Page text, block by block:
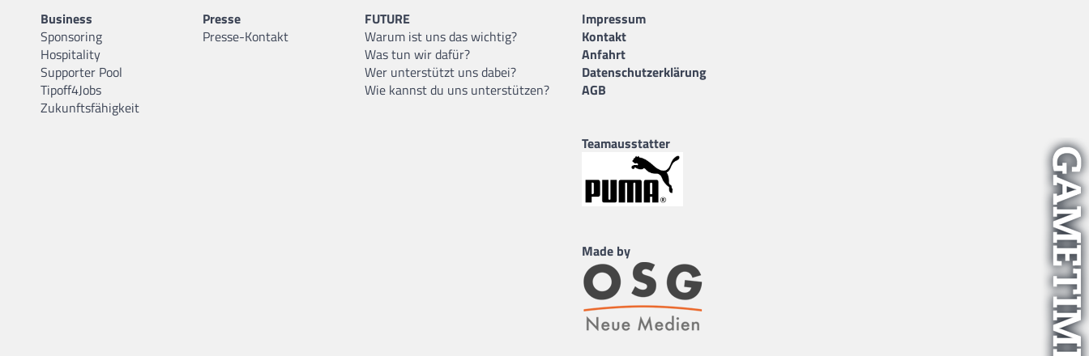
Business
Sponsoring
Hospitality
Supporter Pool
Tipoff4Jobs
Zukunftsfähigkeit
Presse
Presse-Kontakt
FUTURE
Warum ist uns das wichtig?
Was tun wir dafür?
Wer unterstützt uns dabei?
Wie kannst du uns unterstützen?
Impressum
Kontakt
Anfahrt
Datenschutzerklärung
AGB
Teamausstatter
Made by